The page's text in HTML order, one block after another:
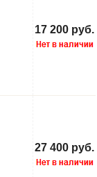
17 200 руб.
27 400 руб.